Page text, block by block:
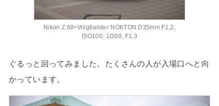
Nikon Z 6II+Voigtlander NOKTON D35mm F1.2,
ISO100, 1/200, F1.3
ぐるっと回ってみました。たくさんの人が入場口へと向
かっています。